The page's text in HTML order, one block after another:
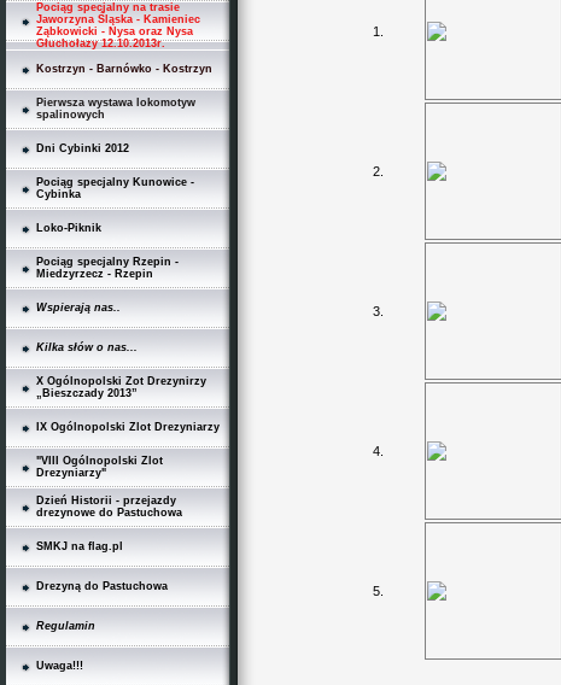
Pociąg specjalny na trasie
Jaworzyna Śląska - Kamieniec
Ząbkowicki - Nysa oraz Nysa
Głuchołazy 12.10.2013r.
Kostrzyn - Barnówko - Kostrzyn
Pierwsza wystawa lokomotyw
spalinowych
Dni Cybinki 2012
Pociąg specjalny Kunowice -
Cybinka
Loko-Piknik
Pociąg specjalny Rzepin -
Miedzyrzecz - Rzepin
Wspierają nas..
Kilka słów o nas...
X Ogólnopolski Zot Drezynirzy
„Bieszczady 2013”
IX Ogólnopolski Zlot Drezyniarzy
"VIII Ogólnopolski Zlot
Drezyniarzy"
Dzień Historii - przejazdy
drezynowe do Pastuchowa
SMKJ na flag.pl
Drezyną do Pastuchowa
Regulamin
Uwaga!!!
1.
2.
3.
4.
5.